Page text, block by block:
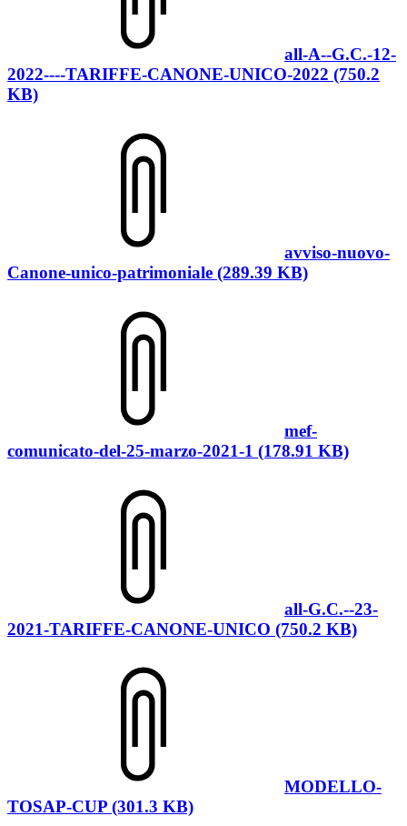
all-A--G.C.-12-
2022----TARIFFE-CANONE-UNICO-2022 (750.2
KB)
avviso-nuovo-
Canone-unico-patrimoniale (289.39 KB)
mef-
comunicato-del-25-marzo-2021-1 (178.91 KB)
all-G.C.--23-
2021-TARIFFE-CANONE-UNICO (750.2 KB)
MODELLO-
TOSAP-CUP (301.3 KB)